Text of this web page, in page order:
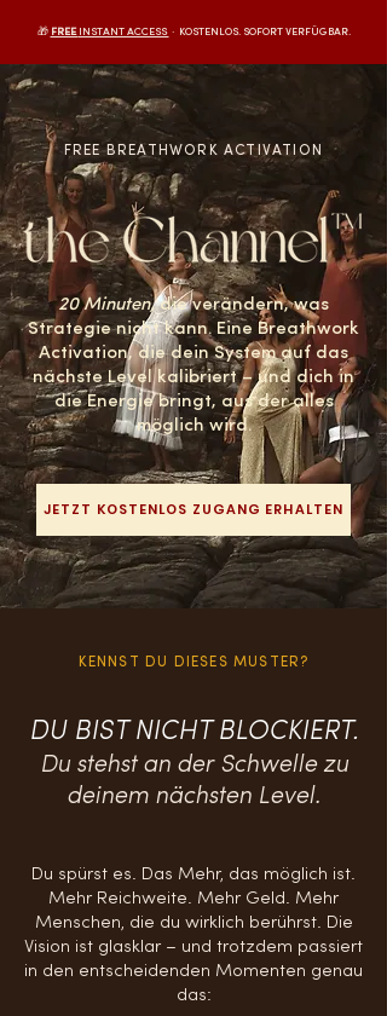
🎁 FREE INSTANT ACCESS · KOSTENLOS. SOFORT VERFÜGBAR.
FREE BREATHWORK ACTIVATION
20 Minuten,die verändern, was
Strategie nicht kann. Eine Breathwork
Activation, die dein System auf das
nächste Level kalibriert – und dich in
die Energie bringt, aus der alles
möglich wird.
JETZT KOSTENLOS ZUGANG ERHALTEN
KENNST DU DIESES MUSTER?
DU BIST NICHT BLOCKIERT.
Du stehst an der Schwelle zu
deinem nächsten Level.
Du spürst es. Das Mehr, das möglich ist.
Mehr Reichweite. Mehr Geld. Mehr
Menschen, die du wirklich berührst. Die
Vision ist glasklar – und trotzdem passiert
in den entscheidenden Momenten genau
das: